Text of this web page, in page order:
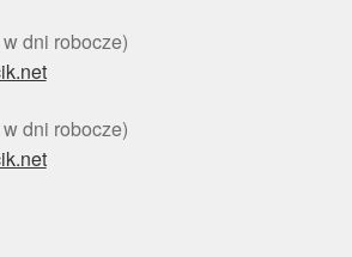
dni robocze)
dni robocze)